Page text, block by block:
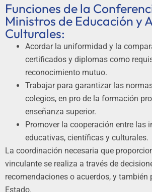
Funciones de la
Ministros de Educación y
Culturales:
Acordar la uniformidad y la
certificados y diplomas como
reconocimiento mutuo.
Trabajar para garantizar las
colegios, en pro de la formación
enseñanza superior.
Promover la cooperación entre las
educativas, científicas y culturales.
La coordinación necesaria que
vinculante se realiza a través de
recomendaciones o acuerdos, y también
Estado.